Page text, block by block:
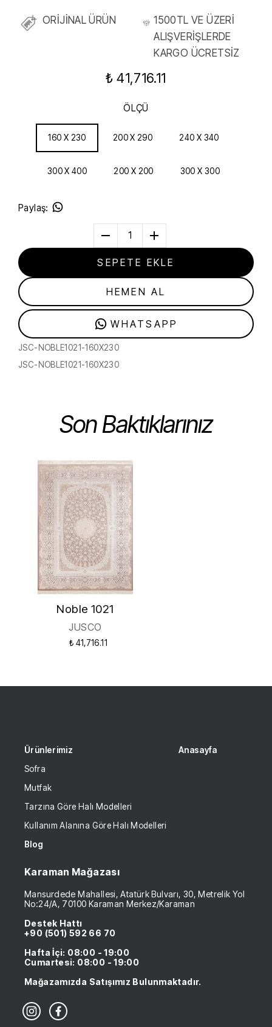
ORİJİNAL ÜRÜN
1500TL VE ÜZERİ
ALIŞVERİŞLERDE
KARGO ÜCRETSİZ
₺ 41,716.11
ÖLÇÜ
160 X 230 200 X 290 240 X 340
300 X 400 200 X 200 300 X 300
Paylaş:
1
SEPETE EKLE
HEMEN AL
WHATSAPP
JSC-NOBLE1021-160X230
JSC-NOBLE1021-160X230
Son Baktıklarınız
Noble 1021
JUSCO
₺ 41,716.11
Ürünlerimiz
Sofra
Mutfak
Tarzına Göre Halı Modelleri
Kullanım Alanına Göre Halı Modelleri
Anasayfa
Blog
Karaman Mağazası
Mansurdede Mahallesi, Atatürk Bulvarı, 30, Metrelik Yol
No:24/A, 70100 Karaman Merkez/Karaman
Destek Hattı
+90 (501) 592 66 70
Hafta İçi: 08:00 - 19:00
Cumartesi: 08:00 - 19:00
Mağazamızda Satışımız Bulunmaktadır.